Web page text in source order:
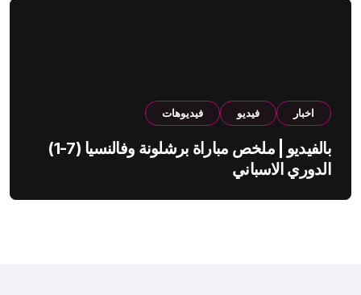
اخبار فيديو فيديوهات
بالفيديو | ملخص مباراة برشلونة وفالنسيا (7-1)
الدوري الاسباني